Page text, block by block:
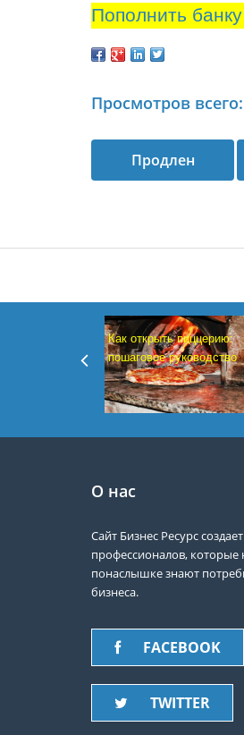
Пополнить банку
Просмотров
Продлен
Как открыть пиццерию:
пошаговое руководство
О нас
Сайт Бизнес Ресурс
профессионалов, которые
понаслышке знают
бизнеса.
FACEBOOK
TWITTER